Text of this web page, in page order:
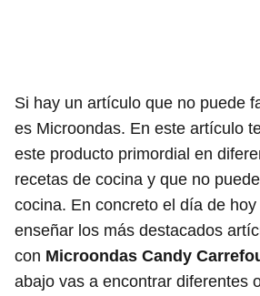
Si hay un artículo que no puede
es Microondas. En este artículo
este producto primordial en
recetas de cocina y que no
cocina. En concreto el día de
enseñar los más destacados
con Microondas Candy
abajo vas a encontrar diferentes